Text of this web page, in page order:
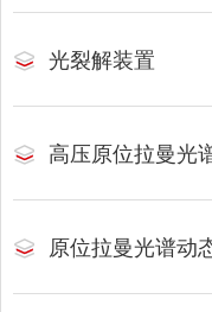
光裂解装置
原位拉曼光谱动